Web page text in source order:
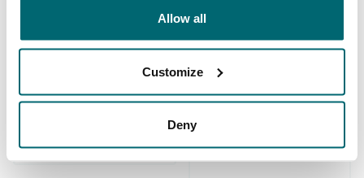
Allow all
Customize
Deny
Karpfenangler